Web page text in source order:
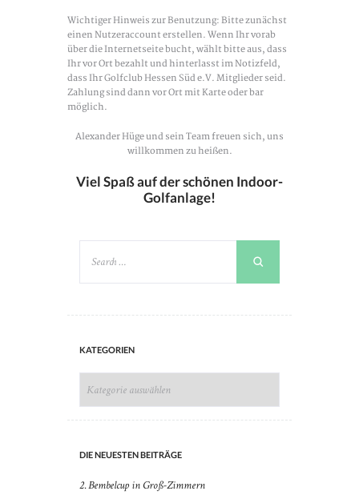
Wichtiger Hinweis zur Benutzung: Bitte zunächst
einen Nutzeraccount erstellen. Wenn Ihr vorab
über die Internetseite bucht, wählt bitte aus, dass
Ihr vor Ort bezahlt und hinterlasst im Notizfeld,
dass Ihr Golfclub Hessen Süd e.V. Mitglieder seid.
Zahlung sind dann vor Ort mit Karte oder bar
möglich.
Alexander Hüge und sein Team freuen sich, uns
willkommen zu heißen.
Viel Spaß auf der schönen Indoor-
Golfanlage!
KATEGORIEN
DIE NEUESTEN BEITRÄGE
2. Bembelcup in Groß-Zimmern